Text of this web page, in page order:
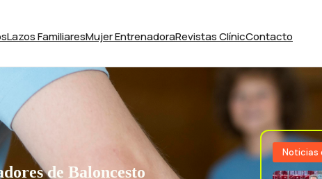
Lazos FamiliaresMujer EntrenadoraRevistas ClínicContacto
de Baloncesto
Noticias